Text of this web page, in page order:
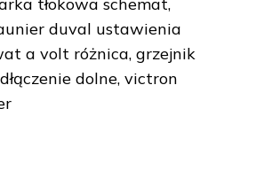
duval ustawienia
a volt różnica, grzejnik
dolne, victron